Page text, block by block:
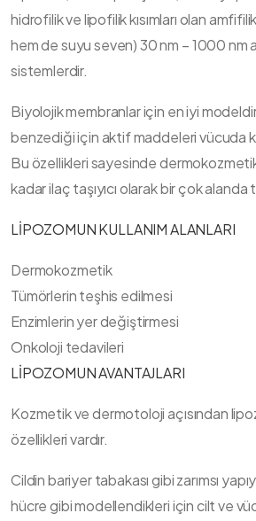
hidrofilik ve lipofilik kısımları olan
hem de suyu seven) 30 nm – 1000 nm
sistemlerdir.
Biyolojik membranlar için en iyi
benzediği için aktif maddeleri vücuda
Bu özellikleri sayesinde
kadar ilaç taşıyıcı olarak bir çok alanda
LİPOZOMUN KULLANIM ALANLARI
Dermokozmetik
Tümörlerin teşhis edilmesi
Enzimlerin yer değiştirmesi
Onkoloji tedavileri
LİPOZOMUN AVANTAJLARI
Kozmetik ve dermotoloji açısından
özellikleri vardır.
Cildin bariyer tabakası gibi zarımsı
hücre gibi modellendikleri için cilt ve